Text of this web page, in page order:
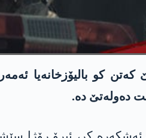
كو بالیۆزخانه‌یا
ده‌وله‌تێ ده‌.